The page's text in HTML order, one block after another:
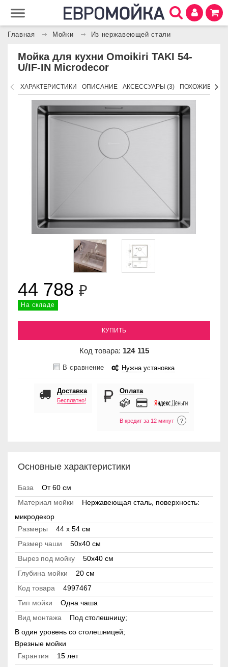
Главная Мойки Из нержавеющей стали
Мойка для кухни Omoikiri TAKI 54-
U/IF-IN Microdecor
ХАРАКТЕРИСТИКИ ОПИСАНИЕ АКСЕССУАРЫ (3) ПОХОЖИЕ
44 788 ₽
На складе
КУПИТЬ
Код товара: 124 115
В сравнение Нужна установка
Доставка
Бесплатно!
Оплата
В кредит за 12 минут ?
Основные характеристики
База
От 60 см
Материал мойки
Нержавеющая сталь, поверхность:
микродекор
Размеры
44 x 54 см
Размер чаши
50x40 см
Вырез под мойку
50x40 см
Глубина мойки
20 см
Код товара
4997467
Тип мойки
Одна чаша
Вид монтажа
Под столешницу;
В один уровень со столешницей;
Врезные мойки
Гарантия
15 лет